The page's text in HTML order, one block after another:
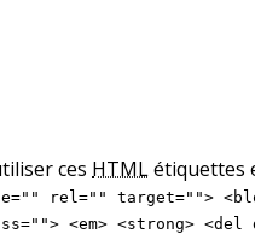
ces HTMLétiquettes
rel="" target="">
<em> <strong>